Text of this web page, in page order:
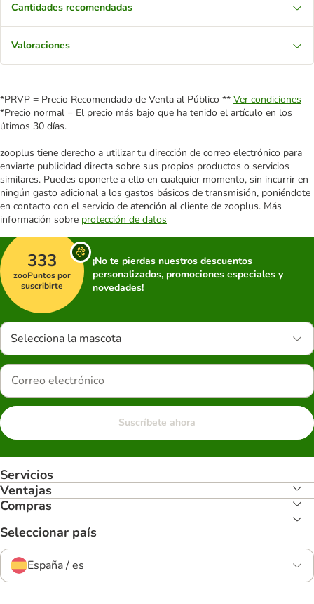
Cantidades recomendadas
Valoraciones
*PRVP = Precio Recomendado de Venta al Público ** Ver condiciones
*Precio normal = El precio más bajo que ha tenido el artículo en los
útimos 30 días.
zooplus tiene derecho a utilizar tu dirección de correo electrónico para
enviarte publicidad directa sobre sus propios productos o servicios
similares. Puedes oponerte a ello en cualquier momento, sin incurrir en
ningún gasto adicional a los gastos básicos de transmisión, poniéndote
en contacto con el servicio de atención al cliente de zooplus. Más
información sobre protección de datos
333
zooPuntos por
suscribirte
¡No te pierdas nuestros descuentos
personalizados, promociones especiales y
novedades!
Selecciona la mascota
Suscríbete ahora
Servicios
Ventajas
Compras
Seleccionar país
España / es